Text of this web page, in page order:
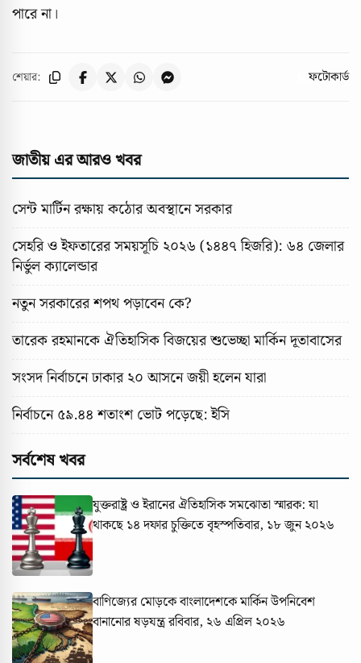
পারে না।
শেয়ার: ফটোকার্ড
জাতীয় এর আরও খবর
সেন্ট মার্টিন রক্ষায় কঠোর অবস্থানে সরকার
সেহরি ও ইফতারের সময়সূচি ২০২৬ (১৪৪৭ হিজরি): ৬৪ জেলার
নির্ভুল ক্যালেন্ডার
নতুন সরকারের শপথ পড়াবেন কে?
তারেক রহমানকে ঐতিহাসিক বিজয়ের শুভেচ্ছা মার্কিন দূতাবাসের
সংসদ নির্বাচনে ঢাকার ২০ আসনে জয়ী হলেন যারা
নির্বাচনে ৫৯.৪৪ শতাংশ ভোট পড়েছে: ইসি
সর্বশেষ খবর
যুক্তরাষ্ট্র ও ইরানের ঐতিহাসিক সমঝোতা স্মারক: যা
থাকছে ১৪ দফার চুক্তিতেবৃহস্পতিবার, ১৮ জুন ২০২৬
বাণিজ্যের মোড়কে বাংলাদেশকে মার্কিন উপনিবেশ
বানানোর ষড়যন্ত্ররবিবার, ২৬ এপ্রিল ২০২৬